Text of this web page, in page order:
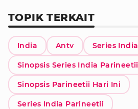
TOPIK TERKAIT
India Antv Series India
Sinopsis Series India Parineetii
Sinopsis Parineetii Hari Ini
Series India Parineetii